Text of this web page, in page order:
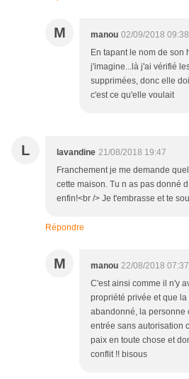
M manou 02/09/2018 09:38
En tapant le nom de son
j'imagine...là j'ai vérifié
supprimées, donc elle
c'est ce qu'elle voulait
L lavandine 21/08/2018 19:47
Franchement je me demande
cette maison. Tu n as pas donné
enfin!<br /> Je t'embrasse et te
Répondre
M manou 22/08/2018 07:37
C'est ainsi comme il n'y
propriété privée et que
abandonné, la personne
entrée sans autorisation
paix en toute chose et
conflit !! bisous